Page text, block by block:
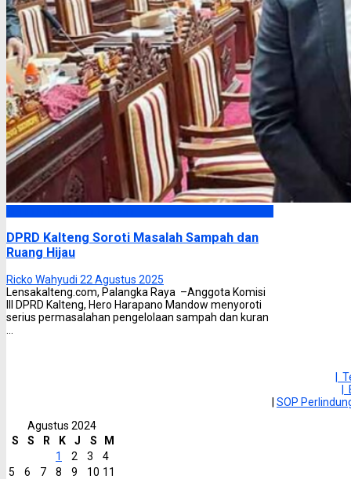
DPRD Kalteng Soroti Masalah Sampah dan
Ruang Hijau
Ricko Wahyudi 22 Agustus 2025
Lensakalteng.com, Palangka Raya –Anggota Komisi
III DPRD Kalteng, Hero Harapano Mandow menyoroti
serius permasalahan pengelolaan sampah dan kuran
|
SOP
Agustus 2024
S
S R K J S
M
1
2 3
4
5
6 7 8 9 10 11